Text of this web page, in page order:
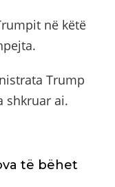
në këtë
Trump
shkruar ai.
të bëhet